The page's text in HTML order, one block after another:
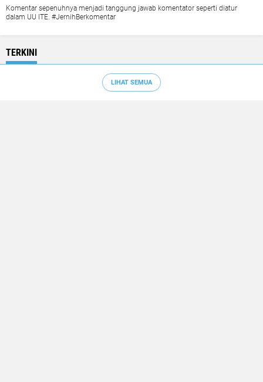
Komentar sepenuhnya menjadi tanggung jawab komentator seperti diatur
dalam UU ITE. #JernihBerkomentar
TERKINI
LIHAT SEMUA